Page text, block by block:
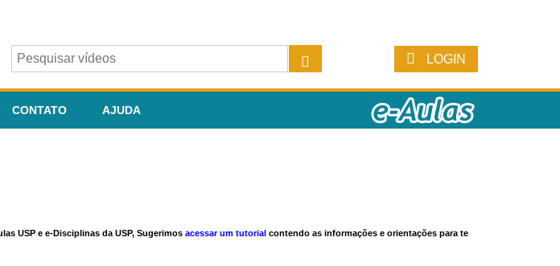
LOGIN
CONTATO AJUDA
USP e e-Disciplinas da USP, Sugerimos acessar um tutorial contendo as informações e orientações para te